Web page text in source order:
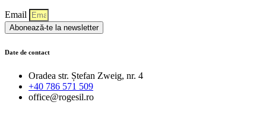
Email
Abonează-te la newsletter
Date de contact
Oradea str. Ștefan Zweig, nr. 4
+40 786 571 509
office@rogesil.ro